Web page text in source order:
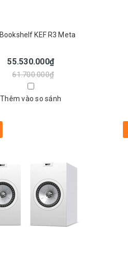
KEF R3 Meta
55.530.000₫
61.700.000₫
Thêm vào so sánh